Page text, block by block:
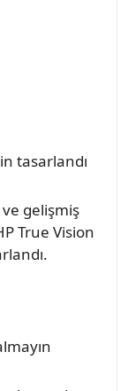
tasarlandı
gelişmiş
True Vision